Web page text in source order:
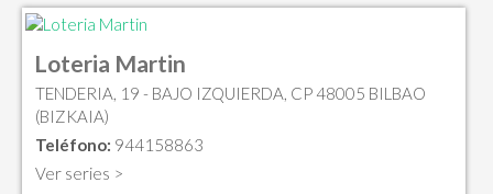
Loteria Martin
TENDERIA, 19 - BAJO IZQUIERDA, CP 48005 BILBAO
(BIZKAIA)
Teléfono: 944158863
Ver series >